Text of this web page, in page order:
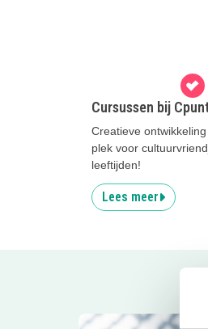
Cursussen bij
Creatieve
plek voor
leeftijden!
Lees meer